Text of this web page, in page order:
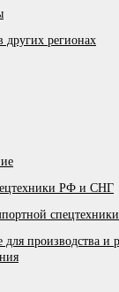
других регионах
РФ и СНГ
спецтехники
производства и